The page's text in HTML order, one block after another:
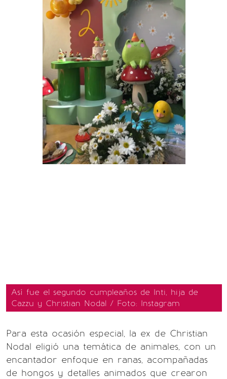
Así fue el segundo cumpleaños de Inti, hija de
Cazzu y Christian Nodal / Foto: Instagram
Para esta ocasión especial, la ex de Christian
Nodal eligió una temática de animales, con un
encantador enfoque en ranas, acompañadas
de hongos y detalles animados que crearon